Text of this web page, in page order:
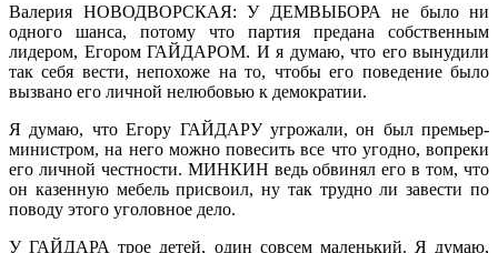
Валерия НОВОДВОРСКАЯ: У ДЕМВЫБОРА не было ни
одного шанса, потому что партия предана собственным
лидером, Егором ГАЙДАРОМ. И я думаю, что его вынудили
так себя вести, непохоже на то, чтобы его поведение было
вызвано его личной нелюбовью к демократии.
Я думаю, что Егору ГАЙДАРУ угрожали, он был премьер-
министром, на него можно повесить все что угодно, вопреки
его личной честности. МИНКИН ведь обвинял его в том, что
он казенную мебель присвоил, ну так трудно ли завести по
поводу этого уголовное дело.
У ГАЙДАРА трое детей, один совсем маленький. Я думаю,